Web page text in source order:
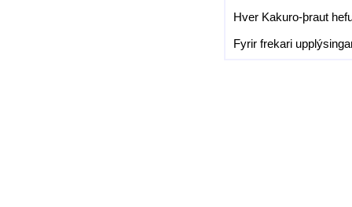
Hver Kakuro-þraut
Fyrir frekari